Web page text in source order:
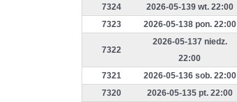
7324
2026-05-139 wt. 22:00
7323
2026-05-138 pon. 22:00
7322
2026-05-137 niedz.
22:00
7321 2026-05-136 sob. 22:00
7320
2026-05-135 pt. 22:00